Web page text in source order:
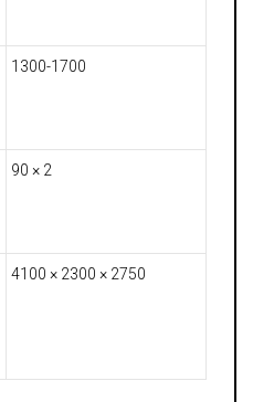
1300-1700
90 × 2
4100 × 2300 × 2750